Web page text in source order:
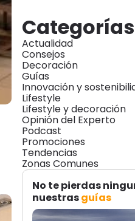
Categorías
Actualidad
Consejos
Decoración
Guías
Innovación y
Lifestyle
Lifestyle y decoración
Opinión del Experto
Podcast
Promociones
Tendencias
Zonas Comunes
No te pierdas
nuestrasguías